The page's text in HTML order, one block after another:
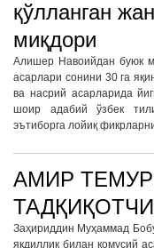
қўлланган
миқдори
Алишер Навоийдан буюк
асарлари сонини 30 га
ва насрий асарларида
шоир адабий ўзбек
эътиборга лойиқ
АМИР
Заҳириддин Муҳаммад
якдиллик билан қомусий